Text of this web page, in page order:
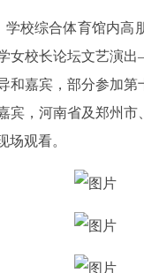
校综合体育馆内
女校长论坛文艺演
和嘉宾，部分参加
宾，河南省及郑州
场观看。